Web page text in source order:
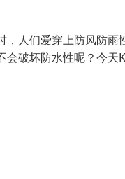
人们爱穿上防风防
会破坏防水性呢？今